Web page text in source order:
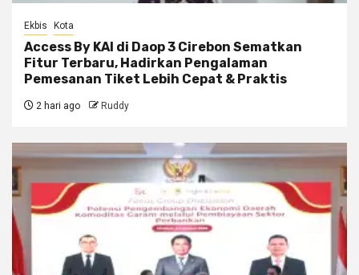
Ekbis Kota
Access By KAI di Daop 3 Cirebon Sematkan
Fitur Terbaru, Hadirkan Pengalaman
Pemesanan Tiket Lebih Cepat & Praktis
2 hari ago Ruddy